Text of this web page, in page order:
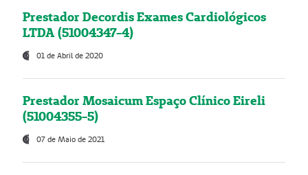
Prestador Decordis Exames Cardiológicos
LTDA (51004347-4)
01 de Abril de 2020
Prestador Mosaicum Espaço Clínico Eireli
(51004355-5)
07 de Maio de 2021